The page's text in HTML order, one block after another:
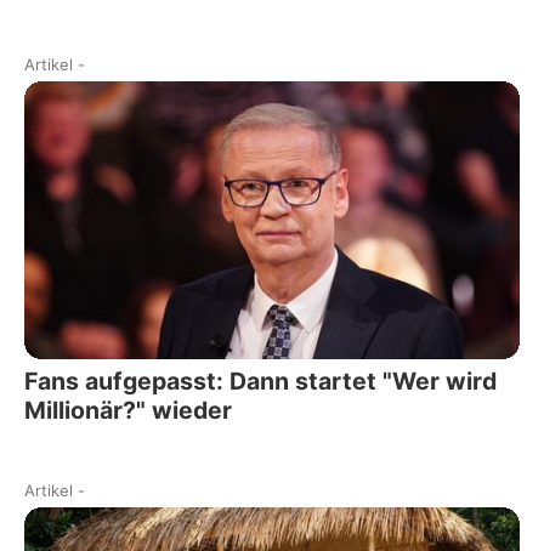
Artikel -
Fans aufgepasst: Dann startet "Wer wird
Millionär?" wieder
Artikel -